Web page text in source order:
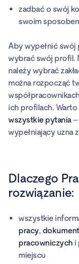
zadbać o swój
swoim
Aby wypełnić swój
wybrać swój profil.
należy wybrać
można rozpocząć
ich profilach. Warto
wszystkie pytania–
wypełniający uzna
Dlaczego
rozwiązanie:
wszystkie
pracy,
pracowniczych i
miejscu